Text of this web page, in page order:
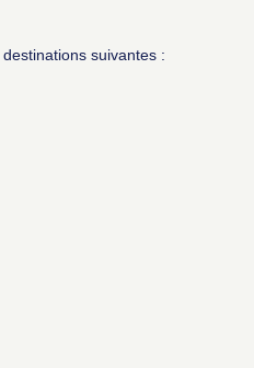
suivantes :